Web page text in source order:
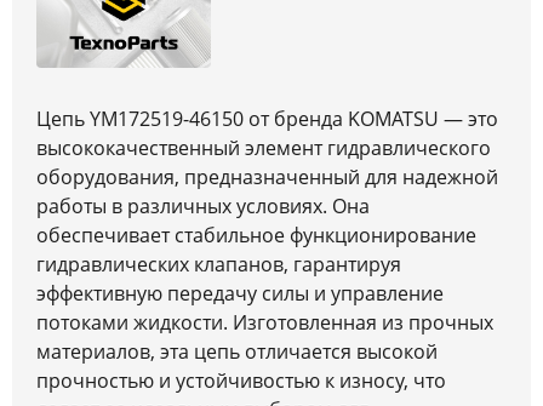
Цепь YM172519-46150 от бренда KOMATSU — это
высококачественный элемент гидравлического
оборудования, предназначенный для надежной
работы в различных условиях. Она
обеспечивает стабильное функционирование
гидравлических клапанов, гарантируя
эффективную передачу силы и управление
потоками жидкости. Изготовленная из прочных
материалов, эта цепь отличается высокой
прочностью и устойчивостью к износу, что